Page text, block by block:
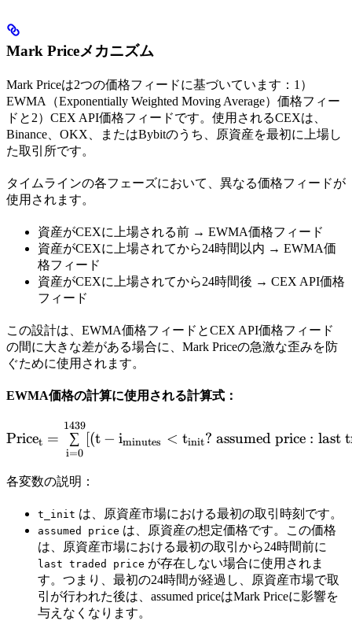
Mark Priceメカニズム
Mark Priceは2つの価格フィードに基づいています：1）
EWMA（Exponentially Weighted Moving Average）価格フィー
ドと2）CEX API価格フィードです。使用されるCEXは、
Binance、OKX、またはBybitのうち、原資産を最初に上場し
た取引所です。
タイムラインの各フェーズにおいて、異なる価格フィードが
使用されます。
資産がCEXに上場される前 → EWMA価格フィード
資産がCEXに上場されてから24時間以内 → EWMA価
格フィード
資産がCEXに上場されてから24時間後 → CEX API価格
フィード
この設計は、EWMA価格フィードとCEX API価格フィード
の間に大きな差がある場合に、Mark Priceの急激な歪みを防
ぐために使用されます。
EWMA価格の計算に使用される計算式：
\mathrm{Price_t =
\sum
[(t-i_{minutes} <
price : last\ traded\
price _{t-
i_{minutes}}) \cdot
e^{-i/1440} ] \cdot
\frac{1-e^{-1/1440}
}{ 1-e^{-1}}}
Pricet =
i=0
∑
1439
[(t − iminutes < tinit? assumed price : last
各変数の説明：
t_init は、原資産市場における最初の取引時刻です。
assumed price は、原資産の想定価格です。この価格
は、原資産市場における最初の取引から24時間前に
last traded price が存在しない場合に使用されま
す。つまり、最初の24時間が経過し、原資産市場で取
引が行われた後は、assumed priceはMark Priceに影響を
与えなくなります。